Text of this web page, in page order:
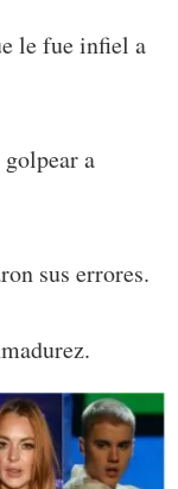
le fue infiel a
a
sus errores.